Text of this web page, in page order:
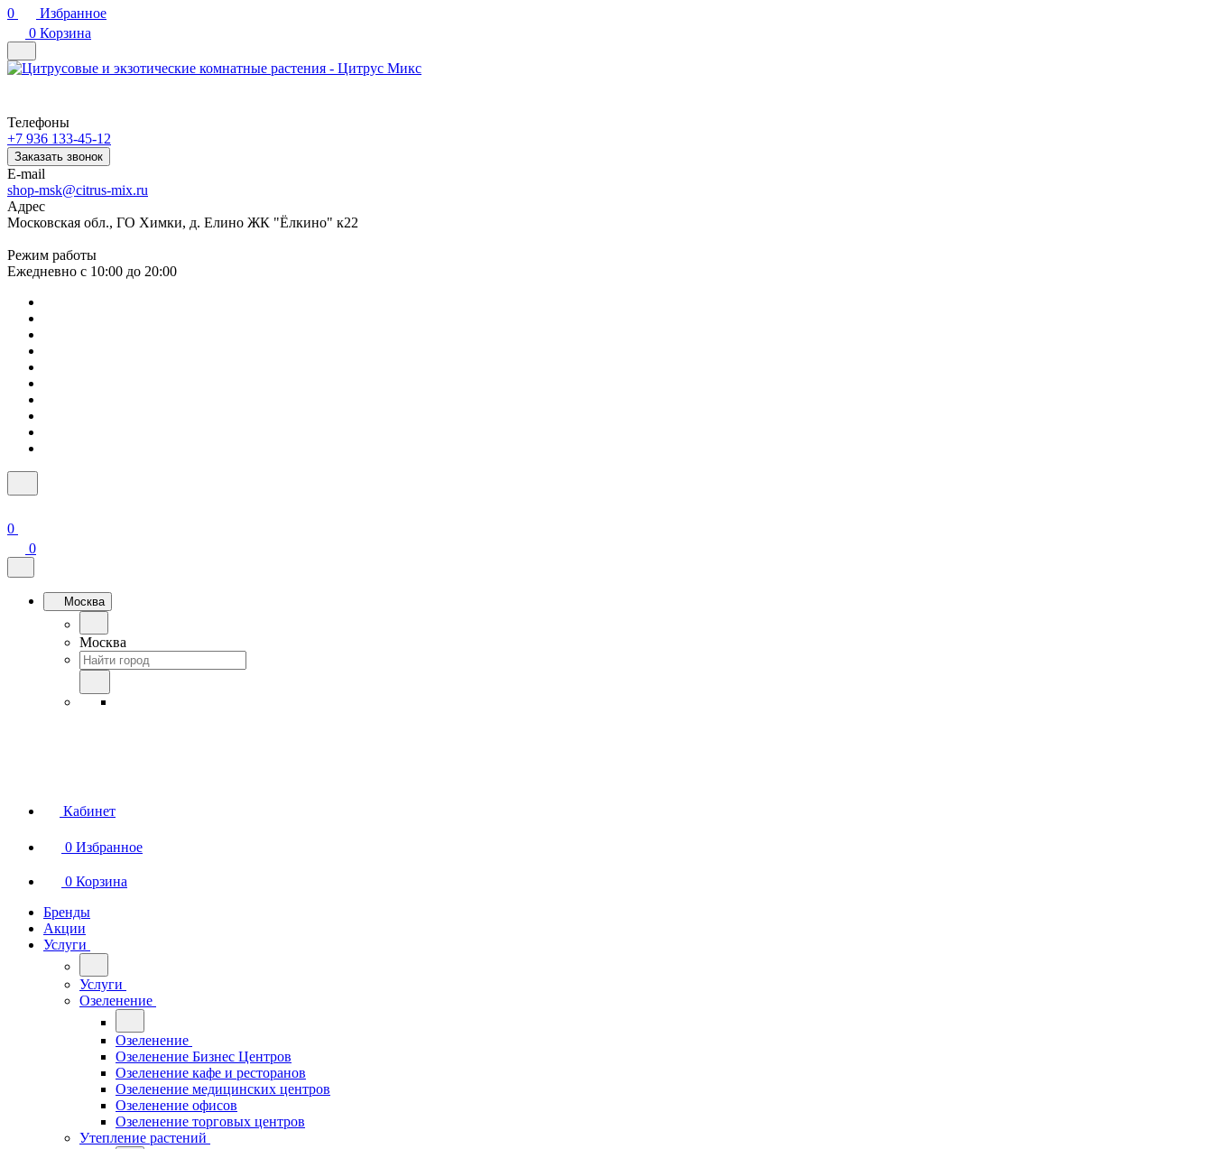
0
Избранное
0 Корзина
Телефоны
+7 936 133-45-12
Заказать звонок
E-mail
shop-msk@citrus-mix.ru
Адрес
Московская обл., ГО Химки, д. Елино ЖК "Ёлкино" к22
Режим работы
Ежедневно с 10:00 до 20:00
0
0
Москва
Москва
Кабинет
0 Избранное
0 Корзина
Бренды
Акции
Услуги
Услуги
Озеленение
Озеленение
Озеленение Бизнес Центров
Озеленение кафе и ресторанов
Озеленение медицинских центров
Озеленение офисов
Озеленение торговых центров
Утепление растений